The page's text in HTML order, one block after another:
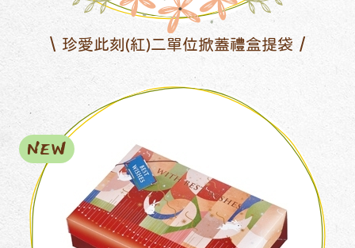
珍愛此刻(紅)二單位掀蓋禮盒提袋
NEW